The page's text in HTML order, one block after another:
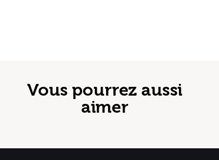
Vous pourrez aussi
aimer